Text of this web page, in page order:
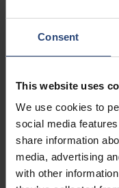
Consent
This website uses
We use cookies to
social media
share information
media, advertising
with other
Bänder oder das
allgemeinen
Transports und der
bleibt.